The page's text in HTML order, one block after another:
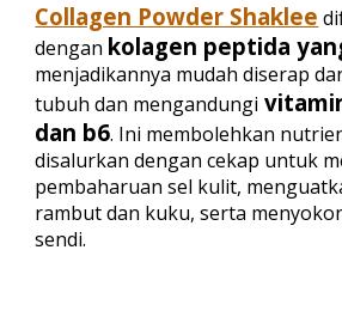
Collagen Powder Shaklee
dengan kolagen peptida
menjadikannya mudah diserap
tubuh dan mengandungi
dan b6. Ini membolehkan
disalurkan dengan cekap untuk
pembaharuan sel kulit,
rambut dan kuku, serta
sendi.